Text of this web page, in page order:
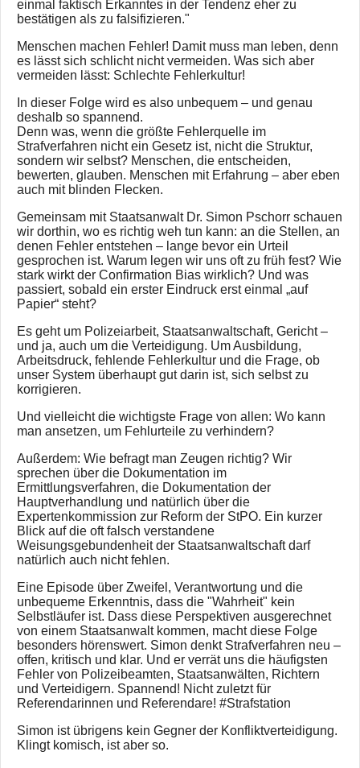
einmal faktisch Erkanntes in der Tendenz eher zu
bestätigen als zu falsifizieren."
Menschen machen Fehler! Damit muss man leben, denn
es lässt sich schlicht nicht vermeiden. Was sich aber
vermeiden lässt: Schlechte Fehlerkultur!
In dieser Folge wird es also unbequem – und genau
deshalb so spannend.
Denn was, wenn die größte Fehlerquelle im
Strafverfahren nicht ein Gesetz ist, nicht die Struktur,
sondern wir selbst? Menschen, die entscheiden,
bewerten, glauben. Menschen mit Erfahrung – aber eben
auch mit blinden Flecken.
Gemeinsam mit Staatsanwalt Dr. Simon Pschorr schauen
wir dorthin, wo es richtig weh tun kann: an die Stellen, an
denen Fehler entstehen – lange bevor ein Urteil
gesprochen ist. Warum legen wir uns oft zu früh fest? Wie
stark wirkt der Confirmation Bias wirklich? Und was
passiert, sobald ein erster Eindruck erst einmal „auf
Papier“ steht?
Es geht um Polizeiarbeit, Staatsanwaltschaft, Gericht –
und ja, auch um die Verteidigung. Um Ausbildung,
Arbeitsdruck, fehlende Fehlerkultur und die Frage, ob
unser System überhaupt gut darin ist, sich selbst zu
korrigieren.
Und vielleicht die wichtigste Frage von allen: Wo kann
man ansetzen, um Fehlurteile zu verhindern?
Außerdem: Wie befragt man Zeugen richtig? Wir
sprechen über die Dokumentation im
Ermittlungsverfahren, die Dokumentation der
Hauptverhandlung und natürlich über die
Expertenkommission zur Reform der StPO. Ein kurzer
Blick auf die oft falsch verstandene
Weisungsgebundenheit der Staatsanwaltschaft darf
natürlich auch nicht fehlen.
Eine Episode über Zweifel, Verantwortung und die
unbequeme Erkenntnis, dass die "Wahrheit" kein
Selbstläufer ist. Dass diese Perspektiven ausgerechnet
von einem Staatsanwalt kommen, macht diese Folge
besonders hörenswert. Simon denkt Strafverfahren neu –
offen, kritisch und klar. Und er verrät uns die häufigsten
Fehler von Polizeibeamten, Staatsanwälten, Richtern
und Verteidigern. Spannend! Nicht zuletzt für
Referendarinnen und Referendare! #Strafstation
Simon ist übrigens kein Gegner der Konfliktverteidigung.
Klingt komisch, ist aber so.